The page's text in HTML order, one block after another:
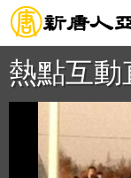
熱點互動